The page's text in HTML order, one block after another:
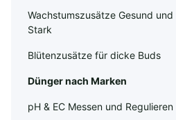
Wachstumszusätze Gesund und
Stark
Blütenzusätze für dicke Buds
Dünger nach Marken
pH & EC Messen und Regulieren